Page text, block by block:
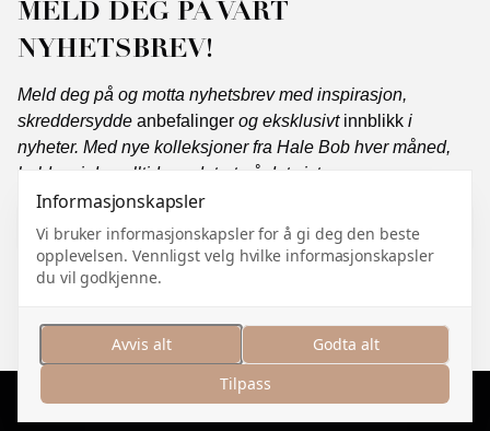
MELD DEG PÅ VÅRT
NYHETSBREV!
Meld deg på og motta nyhetsbrev med inspirasjon,
skreddersydde anbefalinger og eksklusivt innblikk i
nyheter. Med nye kolleksjoner fra Hale Bob hver måned,
holder vi deg alltid oppdatert på det siste.
Abonner
og jeg godtarpersonvernerklæringen.
Administrer informasjonskapsler
Informasjonskapsler
Vi bruker informasjonskapsler for å gi deg den beste
opplevelsen. Vennligst velg hvilke informasjonskapsler
du vil godkjenne.
Avvis alt
Godta alt
Tilpass